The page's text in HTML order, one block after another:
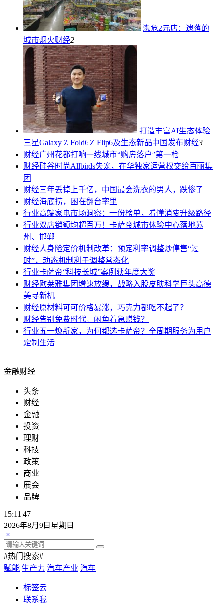
濒危2元店：遗落的
城市烟火财经2
打造丰富AI生态体验
三星Galaxy Z Fold6|Z Flip6及生态新品中国发布财经3
财经广州花都打响一线城市“购房落户”第一枪
财经硅谷时尚Allbirds失宠，在华独家运营权交给百丽集
团
财经三年丢掉上千亿，中国最会洗衣的男人，跌惨了
财经海底捞，困在翻台率里
行业高端家电市场洞察：一份榜单，看懂消费升级路径
行业双店销额均超百万！卡萨帝城市体验中心落地苏
州、邯郸
财经人身险定价机制改革：预定利率调整炒停售“过
时”，动态机制利于调整常态化
行业卡萨帝“科技长城”案例获年度大奖
财经欧莱雅集团增速放缓，战略入股皮肤科学巨头高德
美寻新机
财经原材料可可价格暴涨，巧克力都吃不起了？
财经告别免费时代，闲鱼着急赚钱？
行业五一焕新家，为何都选卡萨帝？全周期服务为用户
定制生活
金融财经
头条
财经
金融
投资
理财
科技
政策
商业
展会
品牌
15:11:47
2026年8月9日星期日
×
#热门搜索#
赋能 生产力 汽车产业 汽车
标签云
联系我